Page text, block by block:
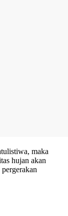
maka
hujan akan